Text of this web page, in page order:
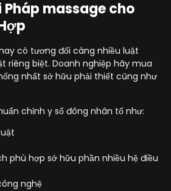
Pháp massage cho
có tương đối càng nhiều luật
riêng biệt. Doanh nghiệp hãy mua
nhất sở hữu phải thiết cũng như
chỉnh y số đông nhân tố như:
phù hợp sở hữu phần nhiều hệ điều
nghệ